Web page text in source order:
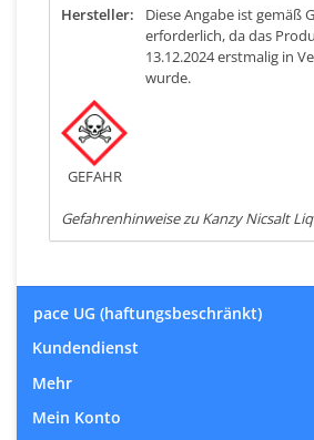
Hersteller:
Diese Angabe ist gemäß
erforderlich, da das
13.12.2024 erstmalig in
wurde.
GEFAHR
Gefahrenhinweise zu Kanzy Nicsalt
pace UG (haftungsbeschränkt)
Kundendienst
Mehr
Mein Konto